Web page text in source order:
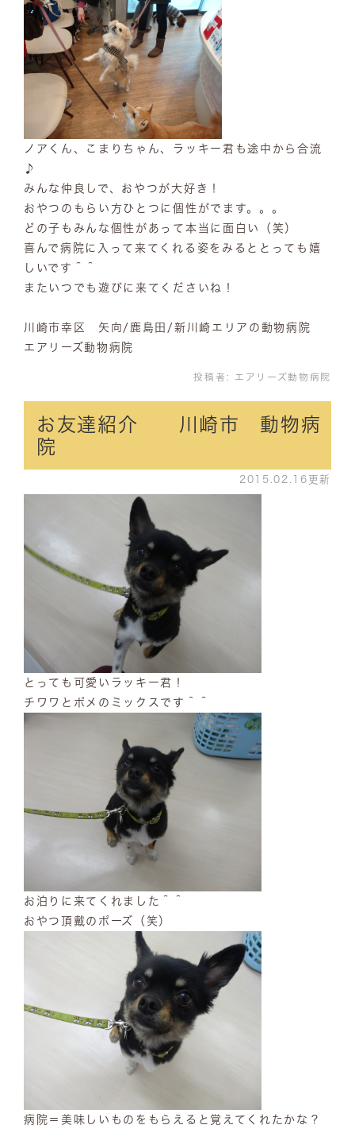
ノアくん、こまりちゃん、ラッキー君も途中から合流
♪
みんな仲良しで、おやつが大好き！
おやつのもらい方ひとつに個性がでます。。。
どの子もみんな個性があって本当に面白い（笑）
喜んで病院に入って来てくれる姿をみるととっても嬉
しいです＾＾
またいつでも遊びに来てくださいね！
川崎市幸区 矢向/鹿島田/新川崎エリアの動物病院
エアリーズ動物病院
投稿者: エアリーズ動物病院
お友達紹介 川崎市 動物病
院
2015.02.16更新
とっても可愛いラッキー君！
チワワとポメのミックスです＾＾
お泊りに来てくれました＾＾
おやつ頂戴のポーズ（笑）
病院＝美味しいものをもらえると覚えてくれたかな？